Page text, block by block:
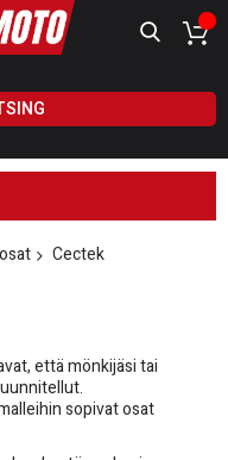
Cectek
että mönkijäsi tai
sopivat osat